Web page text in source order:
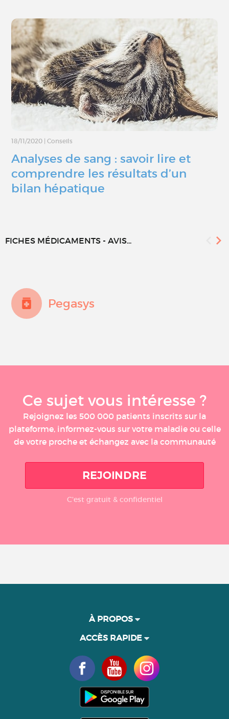
18/11/2020 Conseils
Analyses de sang : savoir lire et
comprendre les résultats d’un
bilan hépatique
FICHES MÉDICAMENTS - AVIS...
Pegasys
Ce sujet vous intéresse ?
Rejoignez les 500 000 patients inscrits sur la
plateforme, informez-vous sur votre maladie ou celle
de votre proche et échangez avec la communauté
REJOINDRE
C'est gratuit & confidentiel
À PROPOS
ACCÈS RAPIDE